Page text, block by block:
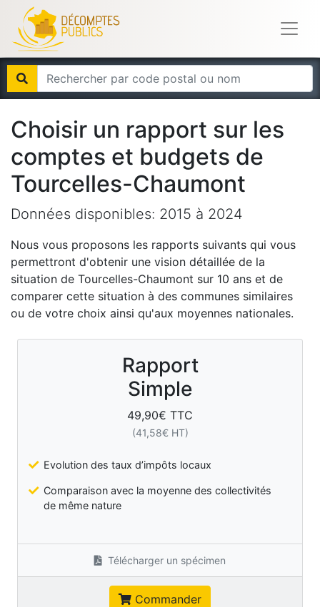
Choisir un rapport sur les
comptes et budgets de
Tourcelles-Chaumont
Données disponibles: 2015 à 2024
Nous vous proposons les rapports suivants qui vous
permettront d'obtenir une vision détaillée de la
situation de Tourcelles-Chaumont sur 10 ans et de
comparer cette situation à des communes similaires
ou de votre choix ainsi qu'aux moyennes nationales.
Rapport
Simple
49,90€ TTC
(41,58€ HT)
Evolution des taux d’impôts locaux
Comparaison avec la moyenne des collectivités
de même nature
Télécharger un spécimen
Commander